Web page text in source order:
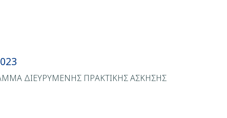
ΔΙΕΥΡΥΜΕΝΗΣ ΠΡΑΚΤΙΚΗΣ ΑΣΚΗΣΗΣ